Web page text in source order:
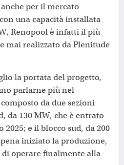
per il mercato
una capacità installata
Renopool è infatti il più
mai realizzato da Plenitude
la portata del progetto,
parlarne più nel
da due sezioni
da 130 MW, che è entrato
e il blocco sud, da 200
iniziato la produzione,
operare finalmente alla